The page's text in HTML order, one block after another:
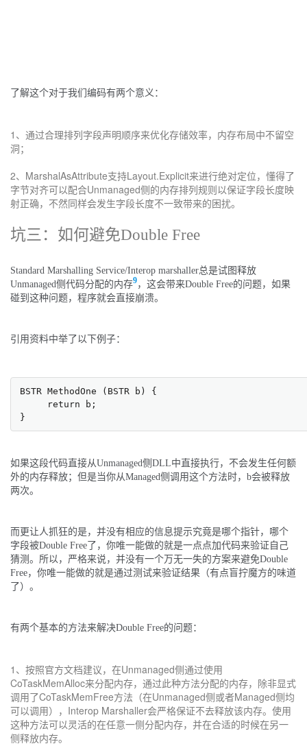
了解这个对于我们编码有两个意义：
1、通过合理排列字段声明顺序来优化存储效率，内存布局中不留空
洞；
2、MarshalAsAttribute支持Layout.Explicit来进行绝对定位，懂得了
字节对齐可以配合Unmanaged侧的内存排列规则以保证字段长度映
射正确，不然同样会发生字段长度不一致带来的困扰。
坑三：如何避免Double Free
Standard Marshalling Service/Interop marshaller总是试图释放
Unmanaged侧代码分配的内存9，这会带来Double Free的问题，如果
碰到这种问题，程序就会直接崩溃。
引用资料中举了以下例子：
BSTR MethodOne (BSTR b) {
return b;
}
如果这段代码直接从Unmanaged侧DLL中直接执行，不会发生任何额
外的内存释放；但是当你从Managed侧调用这个方法时，b会被释放
两次。
而更让人抓狂的是，并没有相应的信息提示究竟是哪个指针，哪个
字段被Double Free了，你唯一能做的就是一点点加代码来验证自己
猜测。所以，严格来说，并没有一个万无一失的方案来避免Double
Free，你唯一能做的就是通过测试来验证结果（有点盲拧魔方的味道
了）。
有两个基本的方法来解决Double Free的问题：
1、按照官方文档建议，在Unmanaged侧通过使用
CoTaskMemAlloc来分配内存，通过此种方法分配的内存，除非显式
调用了CoTaskMemFree方法（在Unmanaged侧或者Managed侧均
可以调用），Interop Marshaller会严格保证不去释放该内存。使用
这种方法可以灵活的在任意一侧分配内存，并在合适的时候在另一
侧释放内存。
不了，谢谢
登录即时通讯云 登录客服云